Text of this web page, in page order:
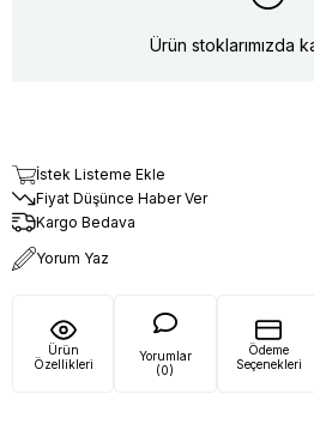
Ürün stoklarımızda
İstek Listeme Ekle
Fiyat Düşünce Haber Ver
Kargo Bedava
Yorum Yaz
Ürün
Özellikleri
Yorumlar
(0)
Ödeme
Seçenekleri